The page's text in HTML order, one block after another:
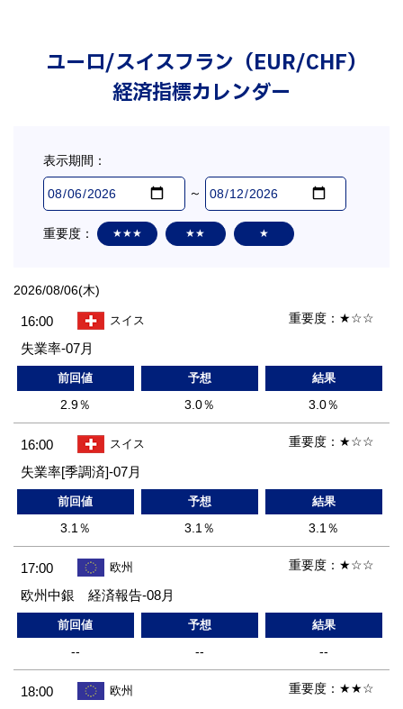
ユーロ/スイスフラン（EUR/CHF）
経済指標カレンダー
表示期間：
～
重要度： ★★★ ★★ ★
2026/08/06(木)
16:00 スイス 重要度： ★☆☆
失業率-07月
前回値
2.9％
予想
3.0％
結果
3.0％
16:00 スイス 重要度： ★☆☆
失業率[季調済]-07月
前回値
3.1％
予想
3.1％
結果
3.1％
17:00 欧州 重要度： ★☆☆
欧州中銀 経済報告-08月
前回値
--
予想
--
結果
--
18:00 欧州 重要度： ★★☆